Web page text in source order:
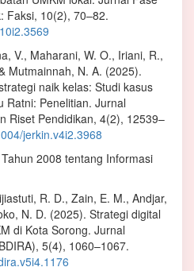
Faksi, 10(2), 70–82.
V., Maharani, W. O., Iriani, R.,
Mutmainnah, N. A. (2025).
naik kelas: Studi kasus
Ratni: Penelitian. Jurnal
Riset Pendidikan, 4(2), 12539–
jerkin.v4i2.3968
2008 tentang Informasi
R. D., Zain, E. M., Andjar,
N. D. (2025). Strategi digital
di Kota Sorong. Jurnal
5(4), 1060–1067.